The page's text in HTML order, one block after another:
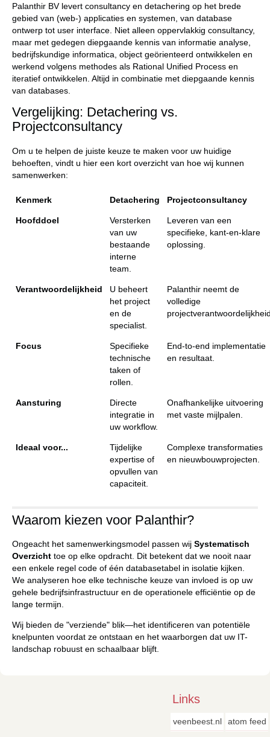
Palanthir BV levert consultancy en detachering op het brede
gebied van (web-) applicaties en systemen, van database
ontwerp tot user interface. Niet alleen oppervlakkig consultancy,
maar met gedegen diepgaande kennis van informatie analyse,
bedrijfskundige informatica, object geörienteerd ontwikkelen en
werkend volgens methodes als Rational Unified Process en
iteratief ontwikkelen. Altijd in combinatie met diepgaande kennis
van databases.
Vergelijking: Detachering vs.
Projectconsultancy
Om u te helpen de juiste keuze te maken voor uw huidige
behoeften, vindt u hier een kort overzicht van hoe wij kunnen
samenwerken:
Kenmerk Detachering Projectconsultancy
Hoofddoel
Versterken
van uw
bestaande
interne
team.
Leveren van een
specifieke, kant-en-klare
oplossing.
Verantwoordelijkheid
U beheert
het project
en de
specialist.
Palanthir neemt de
volledige
Focus
Specifieke
technische
taken of
rollen.
End-to-end implementatie
en resultaat.
Aansturing
Directe
integratie in
uw workflow.
Onafhankelijke uitvoering
met vaste mijlpalen.
Ideaal voor...
Tijdelijke
expertise of
opvullen van
capaciteit.
Complexe transformaties
en nieuwbouwprojecten.
Waarom kiezen voor Palanthir?
Ongeacht het samenwerkingsmodel passen wij Systematisch
Overzicht toe op elke opdracht. Dit betekent dat we nooit naar
een enkele regel code of één databasetabel in isolatie kijken.
We analyseren hoe elke technische keuze van invloed is op uw
gehele bedrijfsinfrastructuur en de operationele efficiëntie op de
lange termijn.
Wij bieden de "verziende" blik—het identificeren van potentiële
knelpunten voordat ze ontstaan en het waarborgen dat uw IT-
landschap robuust en schaalbaar blijft.
Links
atom feed
veenbeest.nl